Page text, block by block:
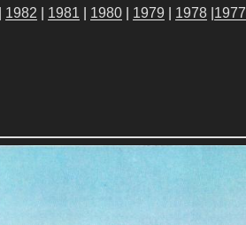
1977
1978
1979
1980
1981
1982